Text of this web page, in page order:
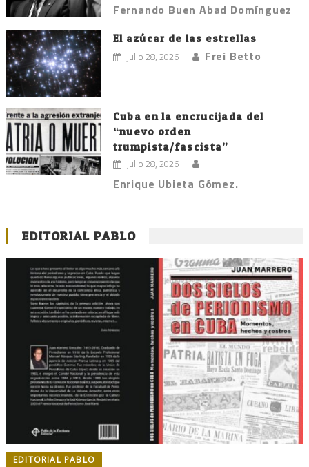
Fernando Buen Abad Domínguez
El azúcar de las estrellas
julio 28, 2026 Frei Betto
Cuba en la encrucijada del
“nuevo orden
trumpista/fascista”
julio 28, 2026
Enrique Ubieta Gómez.
EDITORIAL PABLO
EDITORIAL PABLO